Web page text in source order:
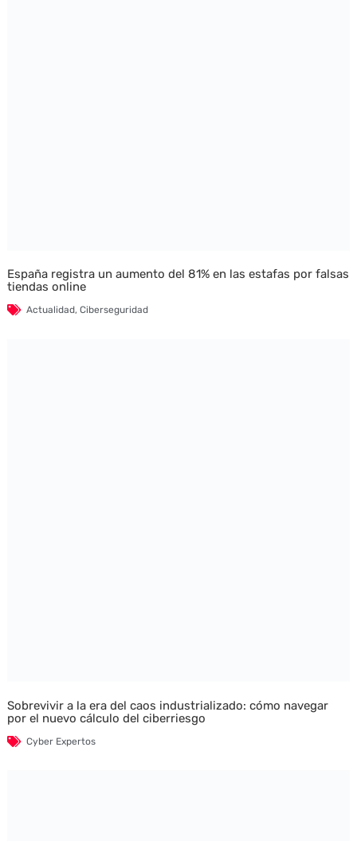
España registra un aumento del 81% en las estafas por falsas
tiendas online
Actualidad, Ciberseguridad
Sobrevivir a la era del caos industrializado: cómo navegar
por el nuevo cálculo del ciberriesgo
Cyber Expertos